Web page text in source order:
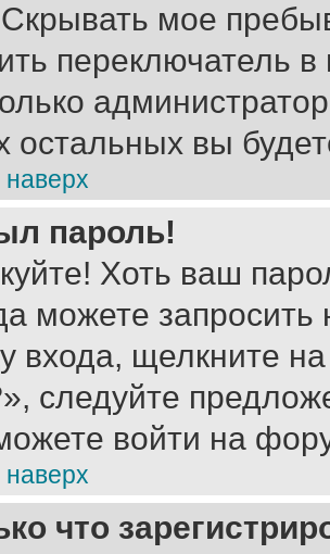
мое
переключатель
остальных вы
наверх
пароль!
Хоть ваш
можете
входа, щелкните
следуйте
войти на
наверх
что